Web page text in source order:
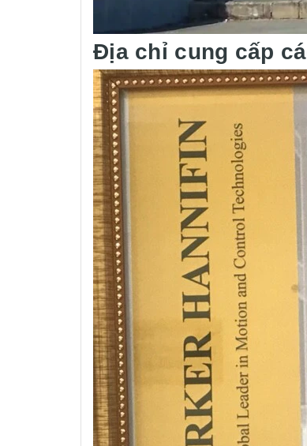
Địa chỉ cung cấp